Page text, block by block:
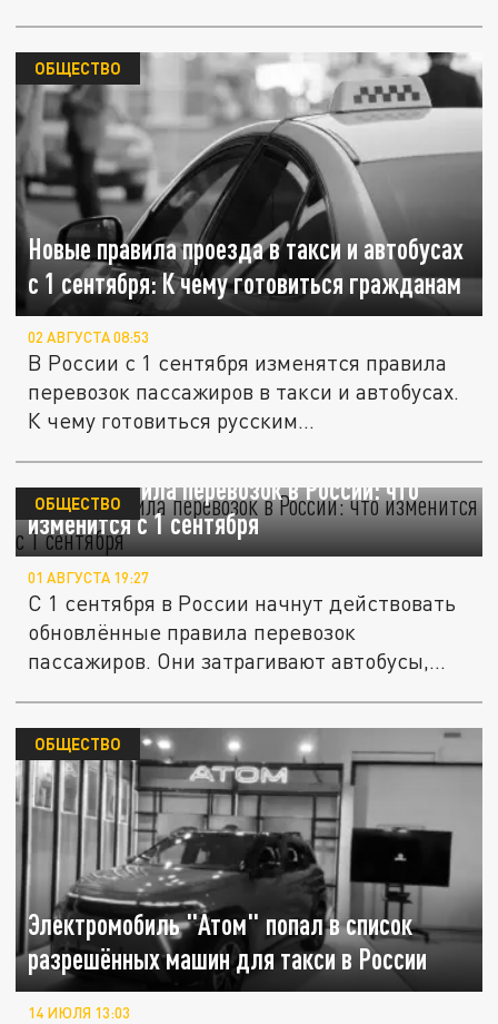
Новые правила проезда в такси и автобусах
с 1 сентября: К чему готовиться гражданам
ОБЩЕСТВО
02 АВГУСТА 08:53
В России с 1 сентября изменятся правила
перевозок пассажиров в такси и автобусах.
К чему готовиться русским...
Новые правила перевозок в России: что
изменится с 1 сентября
ОБЩЕСТВО
01 АВГУСТА 19:27
С 1 сентября в России начнут действовать
обновлённые правила перевозок
пассажиров. Они затрагивают автобусы,...
Электромобиль "Атом" попал в список
разрешённых машин для такси в России
ОБЩЕСТВО
14 ИЮЛЯ 13:03